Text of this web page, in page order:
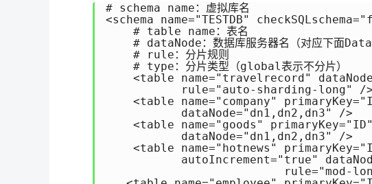
# schema name：虚拟库名
<schema name="TESTDB"
    # table name：表名
# dataNode：数据库服务器名（对应下面
    # rule：分片规则
    # type：分片类型（global表示不分片）
<table name="travelrecord"
           rule="auto-sharding-long" />
<table name="company"
           dataNode="dn1,dn2,dn3" />
<table name="goods"
           dataNode="dn1,dn2,dn3" />
<table name="hotnews"
autoIncrement="true"
rule="mod-